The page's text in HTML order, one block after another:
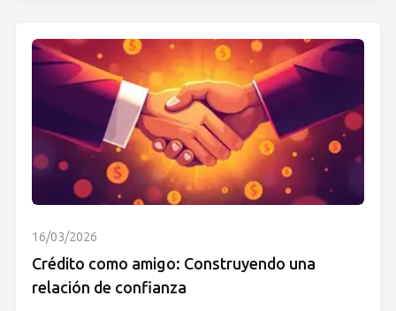
16/03/2026
Crédito como amigo: Construyendo una
relación de confianza